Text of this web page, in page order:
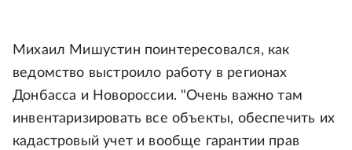
Михаил Мишустин поинтересовался, как
ведомство выстроило работу в регионах
Донбасса и Новороссии. "Очень важно там
инвентаризировать все объекты, обеспечить их
кадастровый учет и вообще гарантии прав